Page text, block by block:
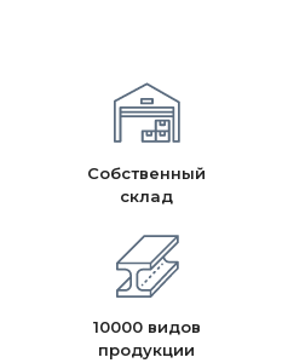
Собственный
склад
10000 видов
продукции